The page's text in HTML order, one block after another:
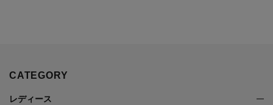
CATEGORY
レディース